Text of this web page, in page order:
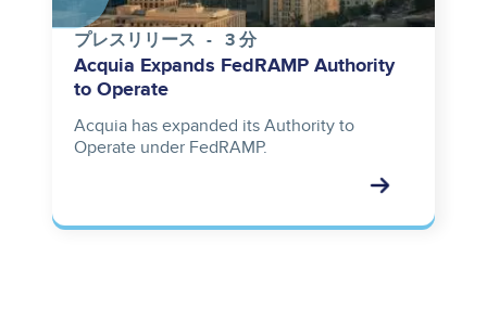
プレスリリース 3 分
Acquia Expands FedRAMP Authority
to Operate
Acquia has expanded its Authority to
Operate under FedRAMP.